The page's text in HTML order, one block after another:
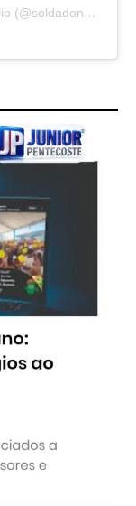
Um post compartilhado por Soldado Noelio (@soldadonoelio)